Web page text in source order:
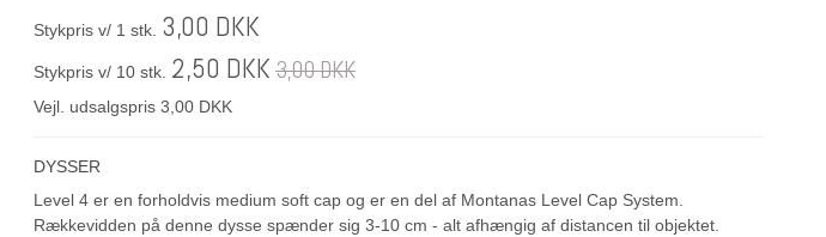
Stykpris v/ 1 stk. 3,00 DKK
Stykpris v/ 10 stk. 2,50 DKK 3,00 DKK
Vejl. udsalgspris 3,00 DKK
DYSSER
Level 4 er en forholdvis medium soft cap og er en del af Montanas Level Cap System.
Rækkevidden på denne dysse spænder sig 3-10 cm - alt afhængig af distancen til objektet.